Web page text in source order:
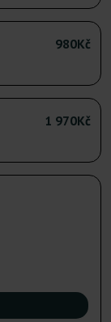
980Kč
1 970Kč